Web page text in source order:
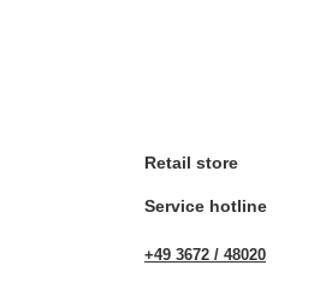
Retail store
Service hotline
+49 3672 / 48020